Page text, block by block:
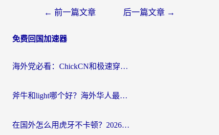
导
← 前一篇文章 后一篇文章 →
免费回国加速器
海外党必看：ChickCN和极速穿梭VPN好用吗？3招教你选对回国加速器无缝刷国内资源
斧牛和light哪个好？海外华人最关心的回国加速器选择难题，一篇讲透
在国外怎么用虎牙不卡顿？2026海外华人亲测有效的回国加速器选择指南